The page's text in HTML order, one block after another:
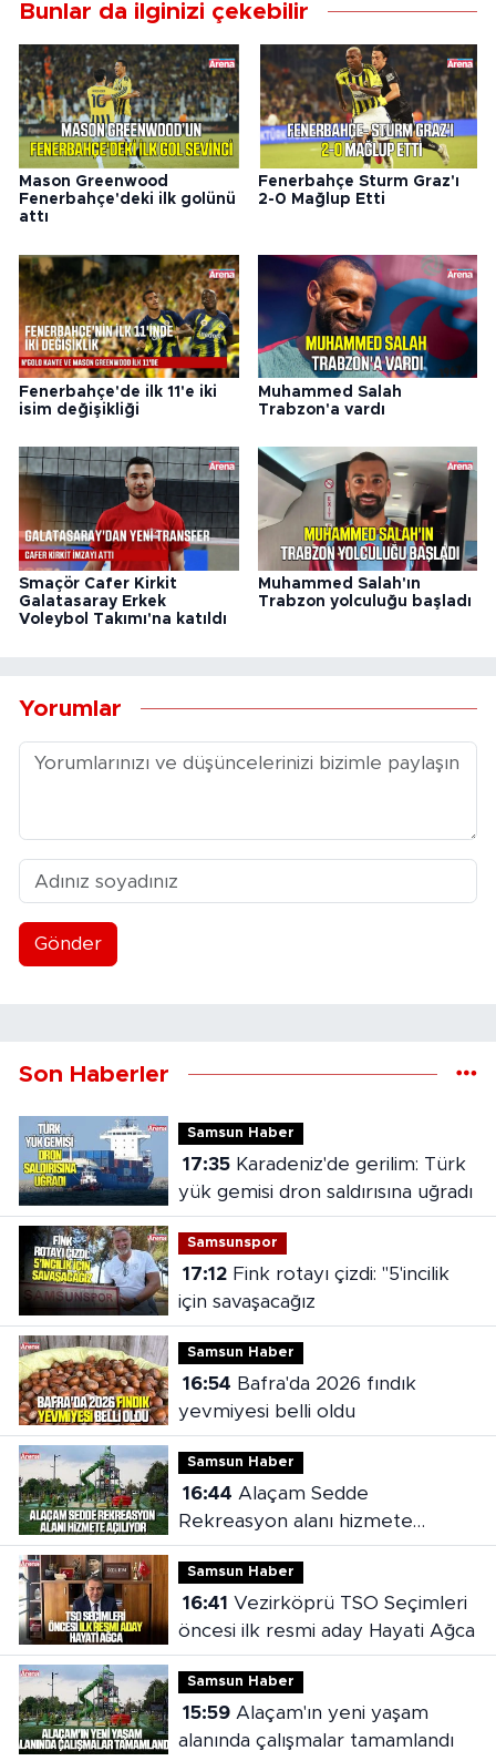
Bunlar da ilginizi çekebilir
Mason Greenwood
Fenerbahçe'deki ilk golünü
attı
Fenerbahçe Sturm Graz'ı
2-0 Mağlup Etti
Fenerbahçe'de ilk 11'e iki
isim değişikliği
Muhammed Salah
Trabzon'a vardı
Smaçör Cafer Kirkit
Galatasaray Erkek
Voleybol Takımı'na katıldı
Muhammed Salah'ın
Trabzon yolculuğu başladı
Yorumlar
Gönder
Son Haberler
Samsun Haber
17:35Karadeniz'de gerilim: Türk
yük gemisi dron saldırısına uğradı
Samsunspor
17:12Fink rotayı çizdi: "5'incilik
için savaşacağız
Samsun Haber
16:54
yevmiyesi belli oldu
Samsun Haber
16:44
Rekreasyon alanı hizmete
açılıyor
Samsun Haber
16:41
öncesi ilk resmi aday Hayati Ağca
Samsun Haber
15:59Alaçam'ın yeni yaşam
alanında çalışmalar tamamlandı